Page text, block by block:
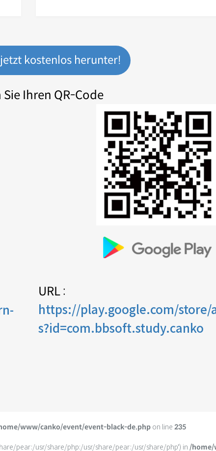
jetzt kostenlos herunter!
Ihren QR-Code
URL :
https://play.google.com/store/
s?id=com.bbsoft.study.canko
www/canko/event/event-black-de.php on line 235
pear:/usr/share/php:/usr/share/pear:/usr/share/php') in /home/